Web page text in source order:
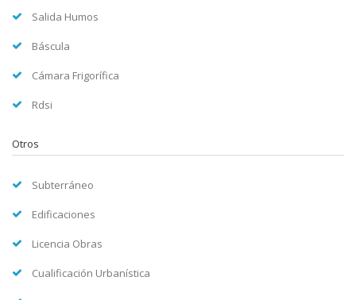
Salida Humos
Báscula
Cámara Frigorífica
Rdsi
Otros
Subterráneo
Edificaciones
Licencia Obras
Cualificación Urbanística